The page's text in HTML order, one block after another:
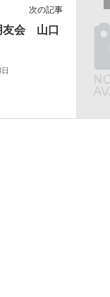
次の記事
友会 山口